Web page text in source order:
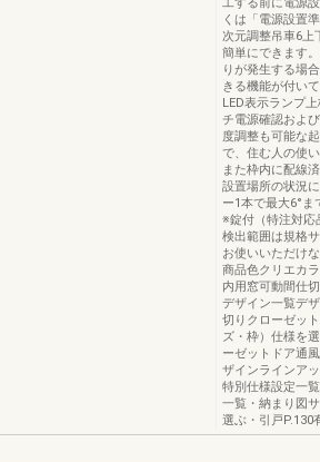
くは「電源設置
次元調整吊車6上
簡単にできます
りが発生する場
きる機能が付い
LED表示ランプ
チ電源確認およ
度調整も可能な
で、住む人の使
また枠内に配線
設置場所の状況
ー1本で最大6°
※錠付（特注対応
検出範囲は規格
お使いいただけ
商品色クリエカ
内用窓可動間仕
デザイン一覧デ
切りクローゼッ
ズ・枠）仕様を
ーゼットドア通
ザインラインア
特別仕様設定一
一覧・納まり図
選ぶ・引戸P.130